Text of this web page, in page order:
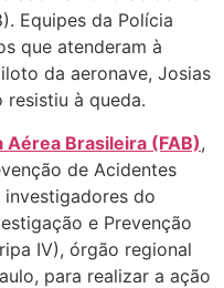
Equipes da Polícia
que atenderam à
da aeronave, Josias
resistiu à queda.
Aérea Brasileira (FAB),
de Acidentes
do
e Prevenção
IV), órgão regional
para realizar a ação